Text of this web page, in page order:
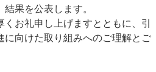
果を公表します。
お礼申し上げますとともに、引
に向けた取り組みへのご理解とご